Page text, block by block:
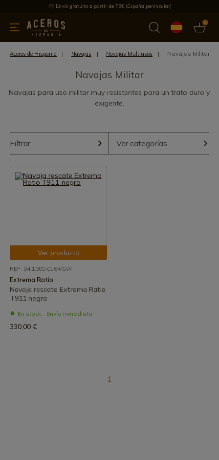
Envío gratuito a partir de 75€ (España peninsular)
0
menaje Ofertas Ultimas novedades Los más vendidos
Aceros de Hispania Navajas Navajas Multiusos Navajas Militar
Navajas Militar
Navajas para uso militar muy resistentes para un trato duro y
exigente.
Filtrar Ver categorías
Ver producto
REF: 04.1000.0164/SW
Extrema Ratio
Navaja rescate Extrema Ratio
T911 negra
En stock - Envío inmediato
330,00 €
1